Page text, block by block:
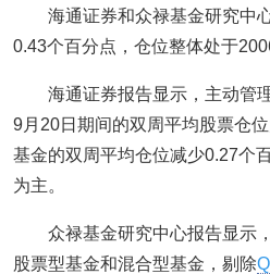
海通证券和众禄基金研究中
0.43个百分点，仓位整体处于
海通证券报告显示，主动管
9月20日期间的双周平均股票仓
基金的双周平均仓位减少0.27个
为主。
众禄基金研究中心报告显示
股票型基金和混合型基金，剔除